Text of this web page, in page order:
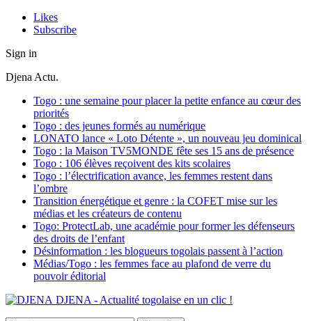
Likes
Subscribe
Sign in
Djena Actu.
Togo : une semaine pour placer la petite enfance au cœur des
priorités
Togo : des jeunes formés au numérique
LONATO lance « Loto Détente », un nouveau jeu dominical
Togo : la Maison TV5MONDE fête ses 15 ans de présence
Togo : 106 élèves reçoivent des kits scolaires
Togo : l’électrification avance, les femmes restent dans
l’ombre
Transition énergétique et genre : la COFET mise sur les
médias et les créateurs de contenu
Togo: ProtectLab, une académie pour former les défenseurs
des droits de l’enfant
Désinformation : les blogueurs togolais passent à l’action
Médias/Togo : les femmes face au plafond de verre du
pouvoir éditorial
DJENA - Actualité togolaise en un clic !